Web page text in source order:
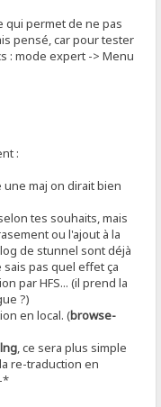
qui permet de ne pas
pensé, car pour tester
: mode expert -> Menu
:
maj on dirait bien
tes souhaits, mais
ou l'ajout à la
de stunnel sont déjà
pas quel effet ça
par HFS... (il prend la
?)
en local. (browse-
, ce sera plus simple
re-traduction en